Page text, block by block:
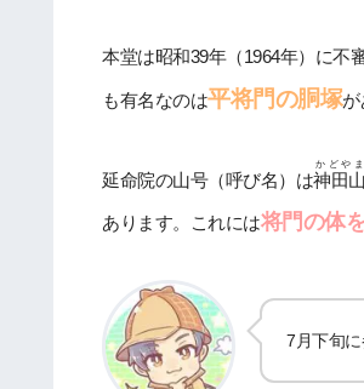
本堂は昭和39年（1964年）に不
も有名なのは平将門の胴塚が
延命院の山号（呼び名）は神田山
かどやま
あります。これには将門の体
7月下旬